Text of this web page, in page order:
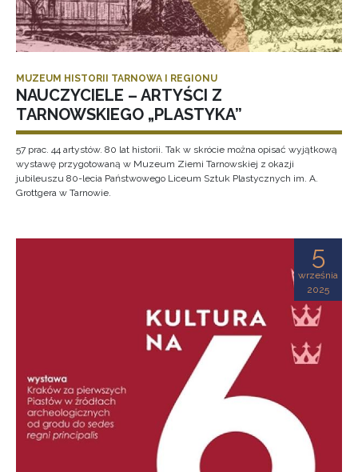
MUZEUM HISTORII TARNOWA I REGIONU
NAUCZYCIELE – ARTYŚCI Z
TARNOWSKIEGO „PLASTYKA”
57 prac. 44 artystów. 80 lat historii. Tak w skrócie można opisać wyjątkową
wystawę przygotowaną w Muzeum Ziemi Tarnowskiej z okazji
jubileuszu 80-lecia Państwowego Liceum Sztuk Plastycznych im. A.
Grottgera w Tarnowie.
5
września
2025